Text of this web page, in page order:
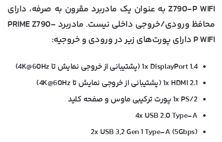
Z790-P WIFI به عنوان یک مادربرد مقرون به صرفه، دارای
محافظ ورودی/خروجی داخلی نیست. مادربرد PRIME Z790-
P WIFI دارای پورت‌های زیر در ورودی و خروجیه:
1x DisplayPort 1.4 (پشتیبانی از خروجی نمایش تا 4K@60Hz)
1x HDMI 2.1 (پشتیبانی از خروجی نمایش تا 4K@60Hz)
1x PS/2 پورت ترکیبی ماوس و صفحه کلید
4x USB 2.0 Type-A
2x USB 3,2 Gen 1 Type-A (5Gbps)